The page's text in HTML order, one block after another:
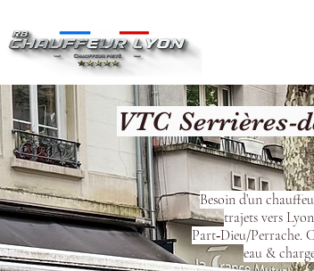
VTC Serrières-
Besoin d’un
trajets vers
Part‑Dieu/Perrache.
eau &